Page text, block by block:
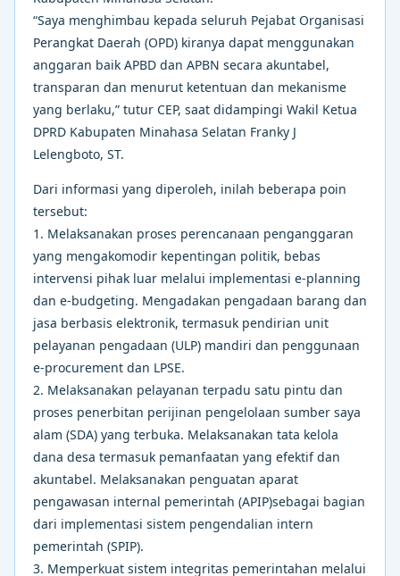
“Saya menghimbau kepada seluruh Pejabat Organisasi
Perangkat Daerah (OPD) kiranya dapat menggunakan
anggaran baik APBD dan APBN secara akuntabel,
transparan dan menurut ketentuan dan mekanisme
yang berlaku,” tutur CEP, saat didampingi Wakil Ketua
DPRD Kabupaten Minahasa Selatan Franky J
Lelengboto, ST.
Dari informasi yang diperoleh, inilah beberapa poin
tersebut:
1. Melaksanakan proses perencanaan penganggaran
yang mengakomodir kepentingan politik, bebas
intervensi pihak luar melalui implementasi e-planning
dan e-budgeting. Mengadakan pengadaan barang dan
jasa berbasis elektronik, termasuk pendirian unit
pelayanan pengadaan (ULP) mandiri dan penggunaan
e-procurement dan LPSE.
2. Melaksanakan pelayanan terpadu satu pintu dan
proses penerbitan perijinan pengelolaan sumber saya
alam (SDA) yang terbuka. Melaksanakan tata kelola
dana desa termasuk pemanfaatan yang efektif dan
akuntabel. Melaksanakan penguatan aparat
pengawasan internal pemerintah (APIP)sebagai bagian
dari implementasi sistem pengendalian intern
pemerintah (SPIP).
3. Memperkuat sistem integritas pemerintahan melalui